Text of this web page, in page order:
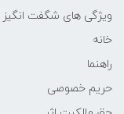
ویژگی های شگفت انگیز
خانه
راهنما
حریم خصوصی